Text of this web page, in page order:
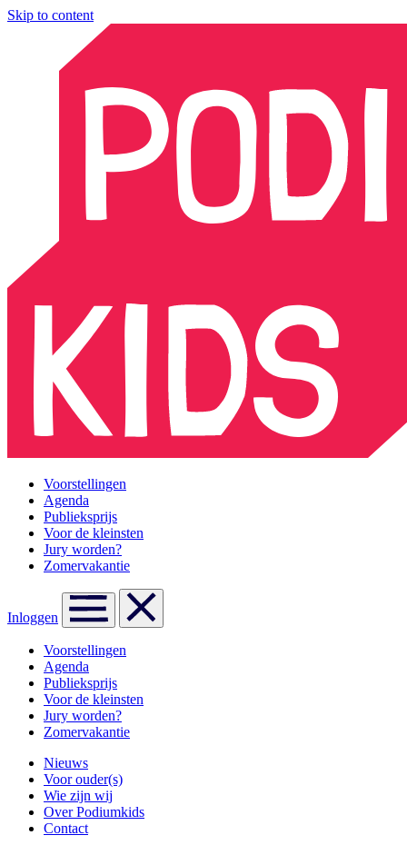
Skip to content
Voorstellingen
Agenda
Publieksprijs
Voor de kleinsten
Jury worden?
Zomervakantie
Inloggen
Voorstellingen
Agenda
Publieksprijs
Voor de kleinsten
Jury worden?
Zomervakantie
Nieuws
Voor ouder(s)
Wie zijn wij
Over Podiumkids
Contact